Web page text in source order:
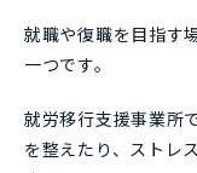
就職や復職を目指す
一つです。
就労移行支援事業所
を整えたり、ストレ